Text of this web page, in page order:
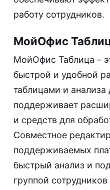
работу сотрудников.
МойОфис
МойОфис Таблица –
быстрой и удобной
таблицами и
поддерживает
и средств для
Совместное
поддерживаемых
быстрый анализ и
группой